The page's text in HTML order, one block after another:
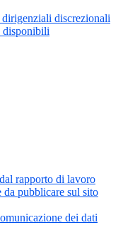
discrezionali
disponibili
rapporto di lavoro
da pubblicare sul sito
dei dati